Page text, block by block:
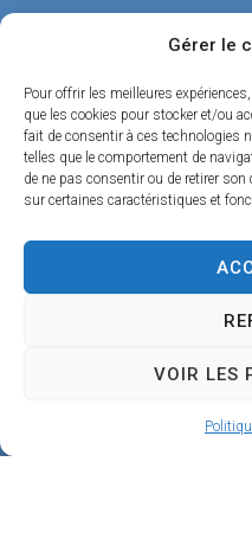
Gérer le
Pour offrir les meilleures
que les cookies pour stocker et/ou
fait de consentir à ces technologies
telles que le comportement de
de ne pas consentir ou de retirer
sur certaines caractéristiques et
VOIR LES
,
u
e
d
u
C